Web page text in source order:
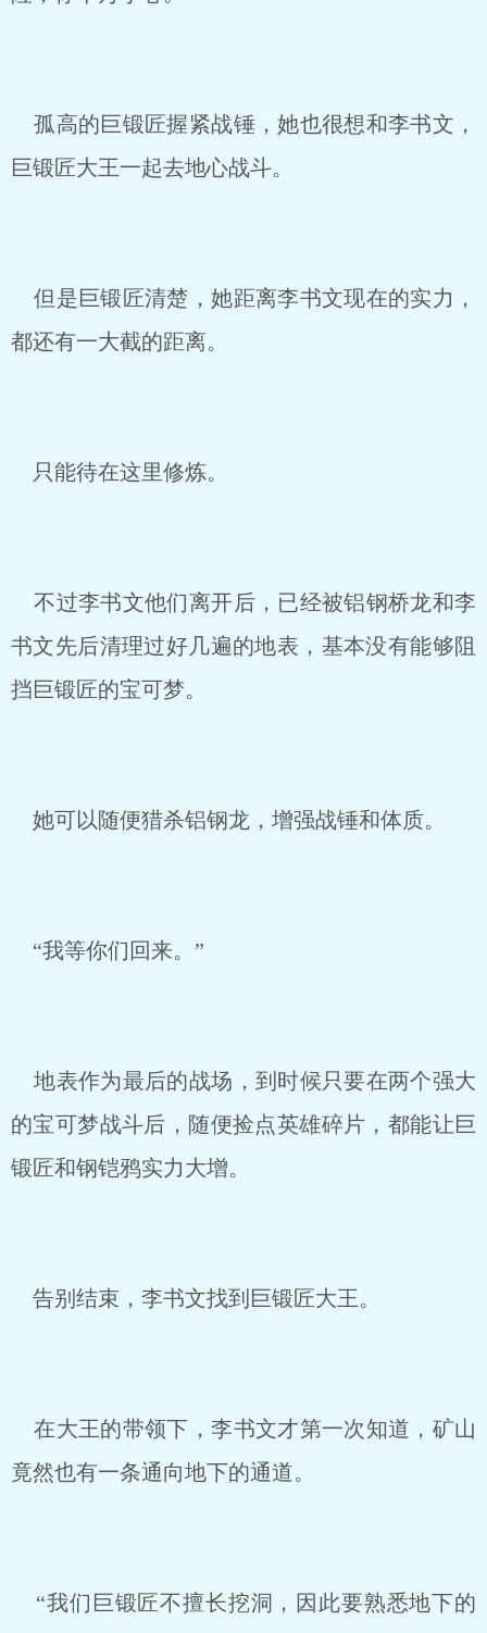
孤高的巨锻匠握紧战锤，她也很想和李书文，
巨锻匠大王一起去地心战斗。
但是巨锻匠清楚，她距离李书文现在的实力，
都还有一大截的距离。
只能待在这里修炼。
不过李书文他们离开后，已经被铝钢桥龙和李
书文先后清理过好几遍的地表，基本没有能够阻
挡巨锻匠的宝可梦。
她可以随便猎杀铝钢龙，增强战锤和体质。
“我等你们回来。”
地表作为最后的战场，到时候只要在两个强大
的宝可梦战斗后，随便捡点英雄碎片，都能让巨
锻匠和钢铠鸦实力大增。
告别结束，李书文找到巨锻匠大王。
在大王的带领下，李书文才第一次知道，矿山
竟然也有一条通向地下的通道。
“我们巨锻匠不擅长挖洞，因此要熟悉地下的